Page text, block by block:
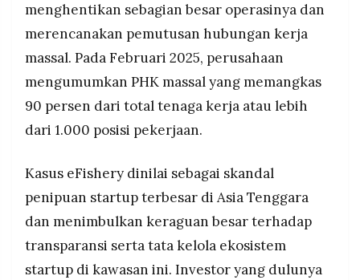
menghentikan sebagian besar operasinya dan
merencanakan pemutusan hubungan kerja
massal. Pada Februari 2025, perusahaan
mengumumkan PHK massal yang memangkas
90 persen dari total tenaga kerja atau lebih
dari 1.000 posisi pekerjaan.
Kasus eFishery dinilai sebagai skandal
penipuan startup terbesar di Asia Tenggara
dan menimbulkan keraguan besar terhadap
transparansi serta tata kelola ekosistem
startup di kawasan ini. Investor yang dulunya